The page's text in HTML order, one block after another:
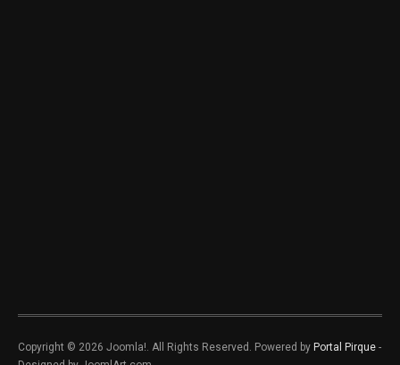
Copyright © 2026 Joomla!. All Rights Reserved. Powered by Portal Pirque -